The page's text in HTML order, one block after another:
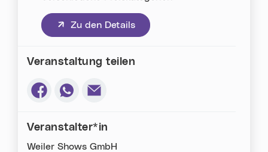
Zu den Details
(neues Fenster)
Veranstaltung teilen
Veranstalter*in
Weiler Shows GmbH